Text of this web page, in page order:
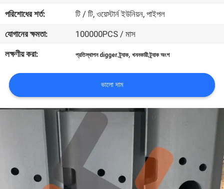
খবর
উদ্ধৃতির
জন্য
আবেদন
সাইট
PRIVACY
POLICY
পরিশোধের শর্ত:
টি / টি, ওয়েস্টার্ন ইউনিয়ন, পাইপল
যোগানের ক্ষমতা:
100000PCS / মাস
লক্ষণীয় করা:
প্রতিস্থাপন digger ট্র্যাক,খননকারী ট্র্যাক অংশ
ভালো দাম